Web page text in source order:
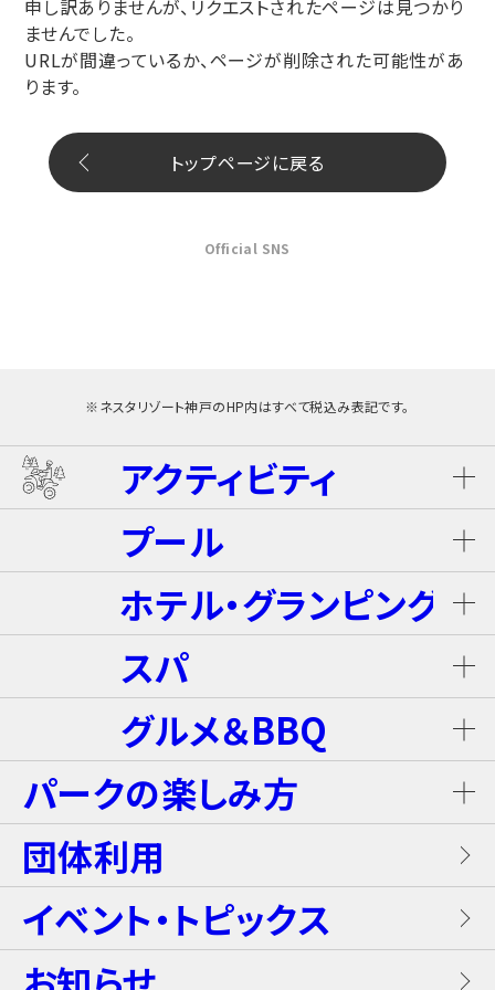
申し訳ありませんが、リクエストされたページは見つかり
ませんでした。
URLが間違っているか、ページが削除された可能性があ
ります。
トップページに戻る
※ネスタリゾート神戸のHP内はすべて税込み表記です。
アクティビティ
ネスタ･バギーツアー（別途有料）
ライジング・バギー Level S
ライジング・バギー
キャンディー・カート＜1Dayパス不要＞
ブラスター・バトルフィールド
ワイルド・カヌー
プール
ウォータースライダー
プール
屋内キッズプール
レンタル席
フード
ホテル・グランピング
ホテル ザ・ネスタ＆スパ
グランピングキャビン
プレミアテラス
メゾネットスイートヴィラ
スパ
岩盤浴（着衣サウナ）
お食事
グルメ＆BBQ
ホテルブッフェ(朝食・夕食)
ALL DAY DINING GRANDISH
GLAMP BBQ
パークの楽しみ方
【団体向け！】労働組合ファミリー交流イベ
ントプラン
団体利用
イベント・トピックス
Official SNS